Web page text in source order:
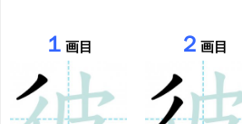
１画目 ２ 画目